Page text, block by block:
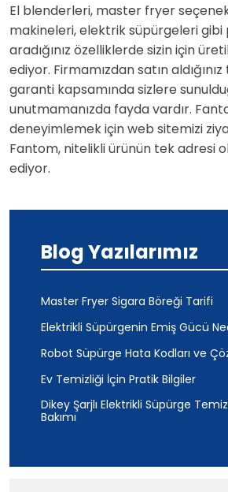
Blog Yazılarımız
Master Fryer Sigara Böreği Tarifi
Elektrikli Süpürgenin Emiş Gücü
Robot Süpürge Hata Kodları ve
Ev Temizliği İçin Pratik Bilgiler
Dikey Şarjlı Elektrikli Süpürge
Bakımı
El blenderleri, master fryer
makineleri, elektrik süpürgeleri gibi
aradığınız özelliklerde sizin için
ediyor. Firmamızdan satın
garanti kapsamında sizlere
unutmamanızda fayda vardır.
deneyimlemek için web sitemizi
Fantom, nitelikli ürünün tek adresi
ediyor.